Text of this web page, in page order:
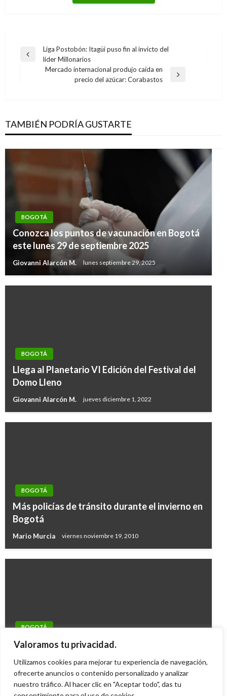
Valoramos tu privacidad.
Utilizamos cookies para mejorar tu experiencia de navegación,
ofrecerte anuncios o contenido personalizado y analizar
nuestro tráfico. Al hacer clic en "Aceptar todo", das tu
Navegación
Entrada
Liga Postobón: Itagüí puso fin al invicto del
líder Millonarios
Mercado internacional produjo caída en
precio del azúcar: Corabastos
TAMBIÉN PODRÍA GUSTARTE
BOGOTÁ
Conozca los puntos de vacunación en Bogotá
este lunes 29 de septiembre 2025
Giovanni Alarcón M. lunes septiembre 29, 2025
BOGOTÁ
Llega al Planetario VI Edición del Festival del
Domo Lleno
Giovanni Alarcón M. jueves diciembre 1, 2022
BOGOTÁ
Más policías de tránsito durante el invierno en
Bogotá
Mario Murcia viernes noviembre 19, 2010
BOGOTÁ
Vendedores de flores de la calle 26
Iván Briceño lunes noviembre 16, 2015